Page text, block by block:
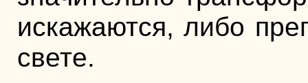
искажаются, либо
свете.